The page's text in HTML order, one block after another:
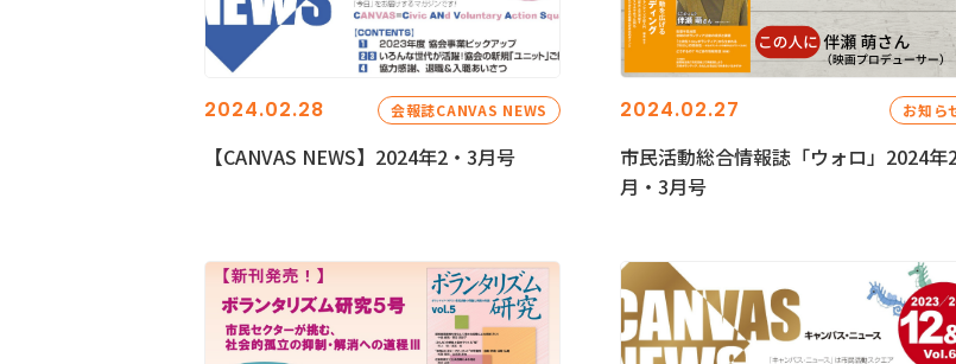
2024.02.28 会報誌CANVAS NEWS
【CANVAS NEWS】2024年2・3月号
2024.02.27 お知ら
市民活動総合情報誌「ウォロ」2024年
月・3月号